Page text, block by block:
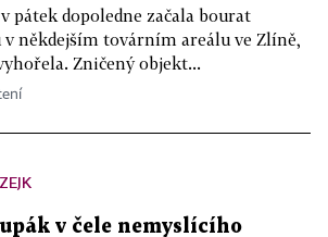
pátek dopoledne začala bourat
v někdejším továrním areálu ve Zlíně,
Zničený objekt...
v čele nemyslícího